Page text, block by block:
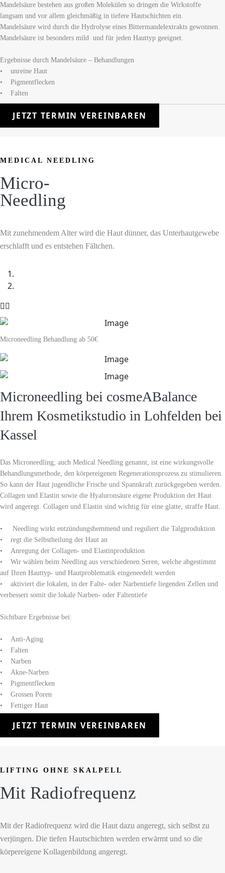
Mandelsäure bestehen aus großen Molekülen so dringen die Wirkstoffe
langsam und vor allem gleichmäßig in tiefere Hautschichten ein.
Mandelsäure wird durch die Hydrolyse eines Bittermandelextrakts gewonnen.
Mandelsäure ist besonders mild und für jeden Hauttyp geeignet.
Ergebnisse durch Mandelsäure – Behandlungen
• unreine Haut
• Pigmentflecken
• Falten
JETZT TERMIN VEREINBAREN
MEDICAL NEEDLING
Micro-
Needling
Mit zunehmendem Alter wird die Haut dünner, das Unterhautgewebe
erschlafft und es entstehen Fältchen.
Microneedling Behandlung ab 50€
Microneedling bei cosmeABalance
Ihrem Kosmetikstudio in Lohfelden bei
Kassel
Das Microneedling, auch Medical Needling genannt, ist eine wirkungsvolle
Behandlungsmethode, den körpereigenen Regenerationsprozess zu stimulieren.
So kann der Haut jugendliche Frische und Spannkraft zurückgegeben werden.
Collagen und Elastin sowie die Hyaluronsäure eigene Produktion der Haut
wird angeregt. Collagen und Elastin sind wichtig für eine glatte, straffe Haut.
• Needling wirkt entzündungshemmend und reguliert die Talgproduktion
• regt die Selbstheilung der Haut an
• Anregung der Collagen- und Elastinproduktion
• Wir wählen beim Needling aus verschiedenen Seren, welche abgestimmt
auf Ihren Hauttyp- und Hautproblematik eingeneedelt werden
• aktiviert die lokalen, in der Falte- oder Narbentiefe liegenden Zellen und
verbessert somit die lokale Narben- oder Faltentiefe
Sichtbare Ergebnisse bei:
• Anti-Aging
• Falten
• Narben
• Akne-Narben
• Pigmentflecken
• Grossen Poren
• Fettiger Haut
JETZT TERMIN VEREINBAREN
LIFTING OHNE SKALPELL
Mit Radiofrequenz
Mit der Radiofrequenz wird die Haut dazu angeregt, sich selbst zu
verjüngen. Die tiefen Hautschichten werden erwärmt und so die
körpereigene Kollagenbildung angeregt.